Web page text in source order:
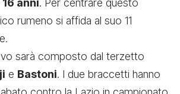
anni. Per centrare questo
rumeno si affida al suo 11
sarà composto dal terzetto
e Bastoni. I due braccetti hanno